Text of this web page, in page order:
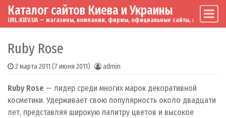
Skip to content
Main Navigation
Каталог сайтов Киева и Украины
URL.KIEV.UA — магазины, компании, фирмы, официальные сайты, мировые
Ruby Rose
2 марта 2011 (7 июня 2011) admin
Ruby Rose — лидер среди многих марок декоративной
косметики. Удерживает свою популярность около двадцати
лет, представляя широкую палитру цветов и высокое